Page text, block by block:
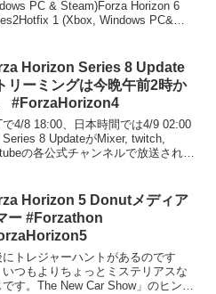
PC & Steam)Forza Horizon 6
1 (Xbox, Windows PC&
Horizon Series 8 Update
リーミングは今晩午前2時か
#ForzaHorizon4
で4/8 18:00、日本時間では4/9 02:00
Series 8 UpdateがMixer, twitch,
の各公式チャンネルで放送されま
Horizon 5 Donutメディア
ー #Forzathon
にトレジャーハントがあるのです
いつもよりちょっとミステリアスな
です。The New Car Show」のヒント